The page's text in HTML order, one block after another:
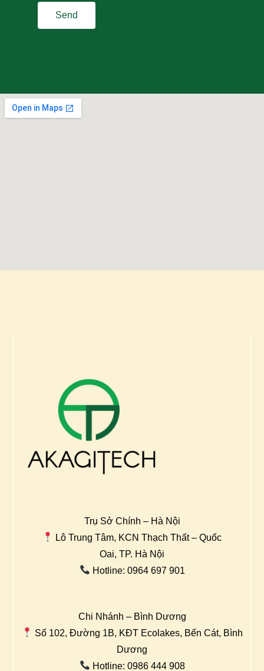
Trụ Sở Chính – Hà Nội
Lô Trung Tâm, KCN Thạch Thất – Quốc
Oai, TP. Hà Nội
Hotline: 0964 697 901
Chi Nhánh – Bình Dương
Số 102, Đường 1B, KĐT Ecolakes, Bến Cát, Bình
Dương
Hotline: 0986 444 908